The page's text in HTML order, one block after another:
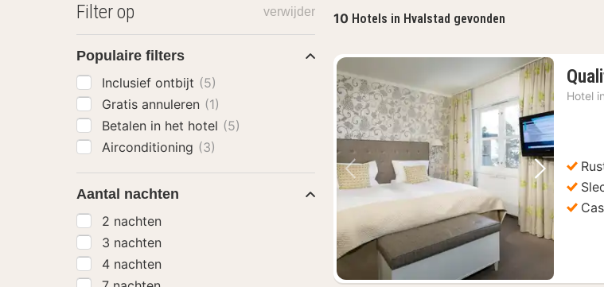
10 Hotels in Hvalstad gevonden
Vorige foto
Hotel in
Filter op verwijder
Populaire filters
Inclusief ontbijt (5)
Gratis annuleren (1)
Betalen in het hotel (5)
Airconditioning (3)
Aantal nachten
2 nachten
3 nachten
4 nachten